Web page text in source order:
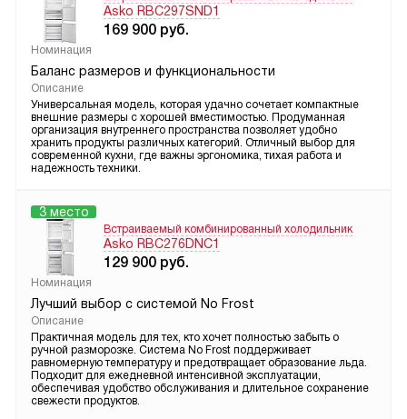
Asko RBC297SND1
169 900 руб.
Номинация
Баланс размеров и функциональности
Описание
Универсальная модель, которая удачно сочетает компактные
внешние размеры с хорошей вместимостью. Продуманная
организация внутреннего пространства позволяет удобно
хранить продукты различных категорий. Отличный выбор для
современной кухни, где важны эргономика, тихая работа и
надежность техники.
3 место
Встраиваемый комбинированный холодильник
Asko RBC276DNC1
129 900 руб.
Номинация
Лучший выбор с системой No Frost
Описание
Практичная модель для тех, кто хочет полностью забыть о
ручной разморозке. Система No Frost поддерживает
равномерную температуру и предотвращает образование льда.
Подходит для ежедневной интенсивной эксплуатации,
обеспечивая удобство обслуживания и длительное сохранение
свежести продуктов.